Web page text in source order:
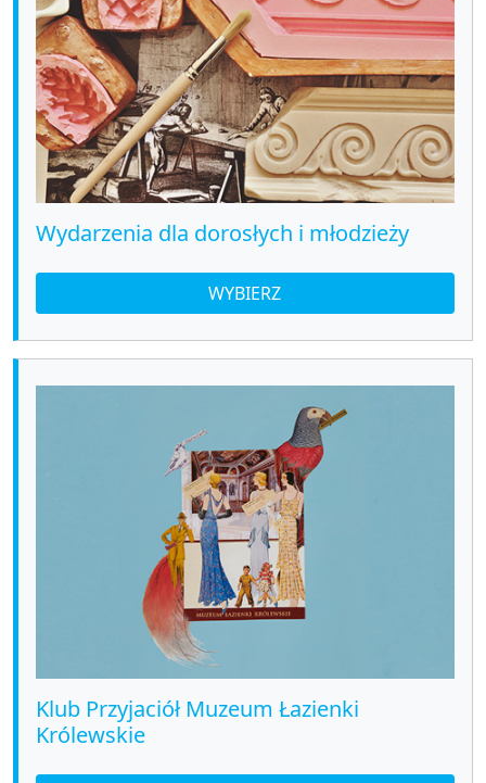
Wydarzenia dla dorosłych i młodzieży
WYBIERZ
Klub Przyjaciół Muzeum Łazienki
Królewskie